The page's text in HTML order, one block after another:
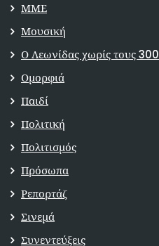
ΜΜΕ
Μουσική
Ο Λεωνίδας χωρίς τους 300
Ομορφιά
Παιδί
Πολιτική
Πολιτισμός
Πρόσωπα
Ρεπορτάζ
Σινεμά
Συνεντεύξεις